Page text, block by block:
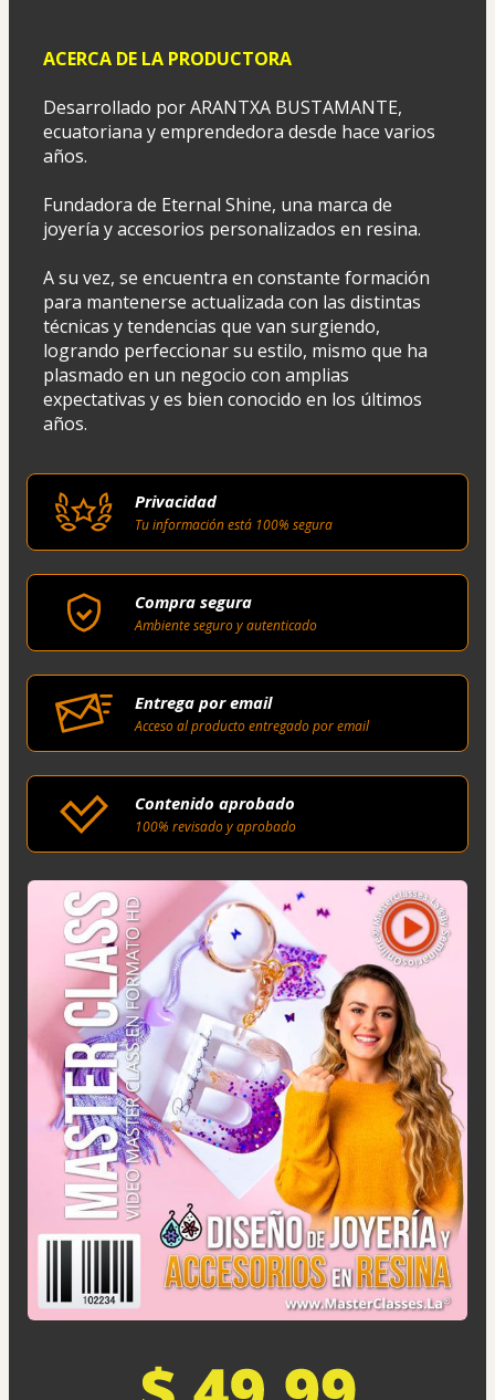
ACERCA DE LA PRODUCTORA
Desarrollado por ARANTXA BUSTAMANTE,
ecuatoriana y emprendedora desde hace varios
años.
Fundadora de Eternal Shine, una marca de
joyería y accesorios personalizados en resina.
A su vez, se encuentra en constante formación
para mantenerse actualizada con las distintas
técnicas y tendencias que van surgiendo,
logrando perfeccionar su estilo, mismo que ha
plasmado en un negocio con amplias
expectativas y es bien conocido en los últimos
años.
Privacidad
Tu información está 100% segura
Compra segura
Ambiente seguro y autenticado
Entrega por email
Acceso al producto entregado por email
Contenido aprobado
100% revisado y aprobado